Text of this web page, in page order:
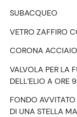
SUBACQUEO
VETRO ZAFFIRO
CORONA
VALVOLA PER LA
DELL’ELIO A ORE 9
FONDO
DI UNA STELLA